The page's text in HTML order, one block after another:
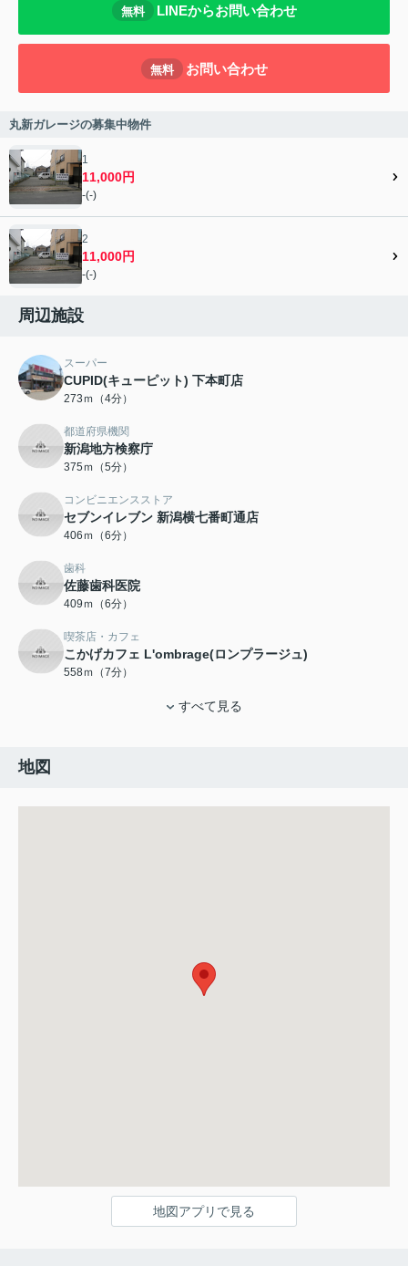
無料 LINEからお問い合わせ
無料 お問い合わせ
丸新ガレージの募集中物件
1
11,000円
-(-)
2
11,000円
-(-)
周辺施設
スーパー
CUPID(キューピット) 下本町店
273ｍ（4分）
都道府県機関
新潟地方検察庁
375ｍ（5分）
コンビニエンスストア
セブンイレブン 新潟横七番町通店
406ｍ（6分）
歯科
佐藤歯科医院
409ｍ（6分）
喫茶店・カフェ
こかげカフェ L'ombrage(ロンプラージュ)
558ｍ（7分）
すべて見る
地図
地図アプリで見る